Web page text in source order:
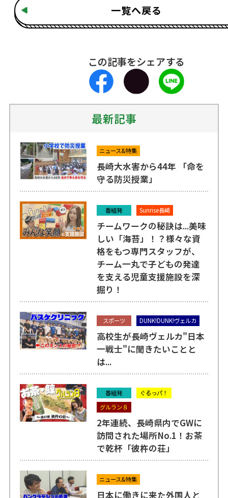
一覧へ戻る
この記事をシェアする
最新記事
ニュース&特集
長崎大水害から44年 「命を
守る防災授業」
番組発 Sunrise長崎
チームワークの秘訣は...美味
しい「海苔」！？様々な資
格をもつ専門スタッフが、
チーム一丸で子どもの発達
を支える児童支援施設を深
掘り！
スポーツ DUNK!DUNK!ヴェルカ
高校生が長崎ヴェルカ"日本
一戦士"に聞きたいことと
は...
番組発
ぐるっパ！
グルラン８
2年連続、長崎県内でGWに
訪問された場所No.1！お茶
で乾杯「彼杵の荘」
ニュース&特集
日本に働きに来た外国人と